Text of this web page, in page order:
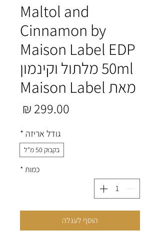
Maltol and
Cinnamon by
Maison Label EDP
50ml מלתול וקינמון
מאת Maison Label
גודל אריזה *
בקבוק 50 מ"ל
כמות*
הוסף לעגלה